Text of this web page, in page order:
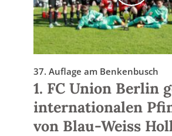
37. Auflage am Benkenbusch
1. FC Union Berlin
internationalen
von Blau-Weiss